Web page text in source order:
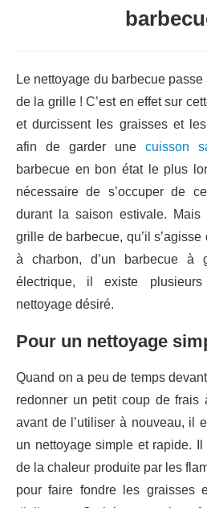
Le nettoyage du barbecue passe
de la grille ! C’est en effet sur
et durcissent les graisses et
afin de garder une cuisson
barbecue en bon état le plus
nécessaire de s’occuper de
durant la saison estivale. Mais
grille de barbecue, qu’il s’agisse
à charbon, d’un barbecue à
électrique, il existe
nettoyage désiré.
Pour un nettoyage
Quand on a peu de temps
redonner un petit coup de
avant de l’utiliser à nouveau, il
un nettoyage simple et rapide.
de la chaleur produite par les
pour faire fondre les graisses